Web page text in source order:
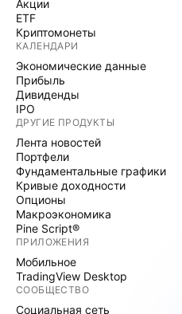
Акции
ETF
Криптомонеты
КАЛЕНДАРИ
Экономические данные
Прибыль
Дивиденды
IPO
ДРУГИЕ ПРОДУКТЫ
Лента новостей
Портфели
Фундаментальные графики
Кривые доходности
Опционы
Макроэкономика
Pine Script®
ПРИЛОЖЕНИЯ
Мобильное
TradingView Desktop
СООБЩЕСТВО
Социальная сеть